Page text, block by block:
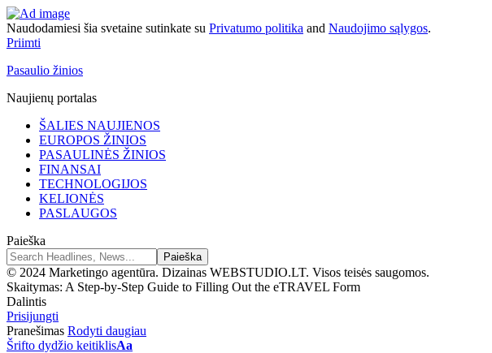
Naudodamiesi šia svetaine sutinkate su Privatumo politika and Naudojimo sąlygos.
Priimti
Pasaulio žinios
Naujienų portalas
ŠALIES NAUJIENOS
EUROPOS ŽINIOS
PASAULINĖS ŽINIOS
FINANSAI
TECHNOLOGIJOS
KELIONĖS
PASLAUGOS
Paieška
© 2024 Marketingo agentūra. Dizainas WEBSTUDIO.LT. Visos teisės saugomos.
Skaitymas: A Step-by-Step Guide to Filling Out the eTRAVEL Form
Dalintis
Prisijungti
Pranešimas Rodyti daugiau
Šrifto dydžio keitiklisAa